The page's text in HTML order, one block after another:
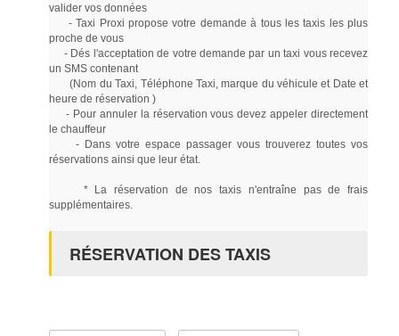
valider vos données
- Taxi Proxi propose votre demande à tous les taxis les plus
proche de vous
- Dés l'acceptation de votre demande par un taxi vous recevez
un SMS contenant
(Nom du Taxi, Téléphone Taxi, marque du véhicule et Date et
heure de réservation )
- Pour annuler la réservation vous devez appeler directement
le chauffeur
- Dans votre espace passager vous trouverez toutes vos
réservations ainsi que leur état.
* La réservation de nos taxis n'entraîne pas de frais
supplémentaires.
RÉSERVATION DES TAXIS